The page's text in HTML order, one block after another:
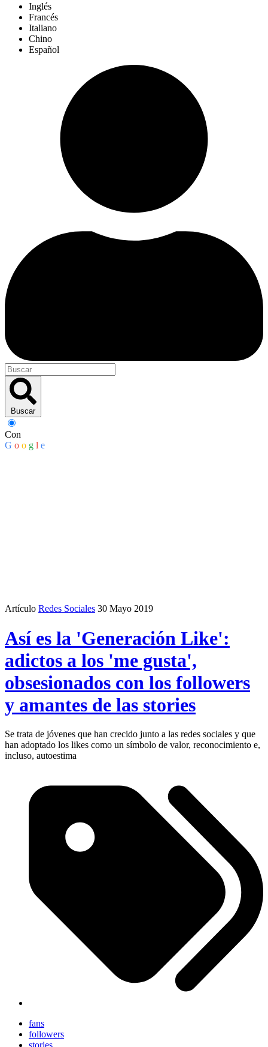
Inglés
Francés
Italiano
Chino
Español
Buscar
Con
G o o g l e
Artículo Redes Sociales 30 Mayo 2019
Así es la 'Generación Like':
adictos a los 'me gusta',
obsesionados con los followers
y amantes de las stories
Se trata de jóvenes que han crecido junto a las redes sociales y que
han adoptado los likes como un símbolo de valor, reconocimiento e,
incluso, autoestima
fans
followers
stories